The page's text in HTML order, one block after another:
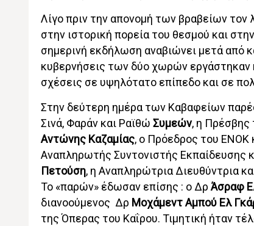
Λίγο πριν την απονομή των βραβείων τον
στην ιστορική πορεία του θεσμού και
σημερινή εκδήλωση αναβιώνει μετά από
κυβερνήσεις των δύο χωρών εργάστηκαν
σχέσεις σε υψηλότατο επίπεδο και σε
Στην δεύτερη ημέρα των Καβαφείων
Σινά, Φαράν και Ραϊθώ Συμεών, η Πρέσβης
Αντώνης Καζαμίας, ο Πρόεδρος του ΕΝΟΚ
Αναπληρωτής Συντονιστής Εκπαίδευσης
Πετούση, η Αναπληρώτρια Διευθύντρια κα
Το «παρών» έδωσαν επίσης : ο Δρ Άσραφ
διανοούμενος Δρ Μοχάμεντ Αμπού Ελ
της Όπερας του Καΐρου. Τιμητική ήταν